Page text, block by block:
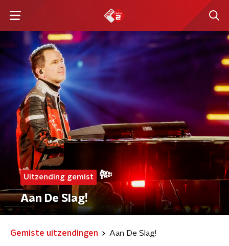
Uitzending gemist
Aan De Slag!
Gemiste uitzendingen Aan De Slag!